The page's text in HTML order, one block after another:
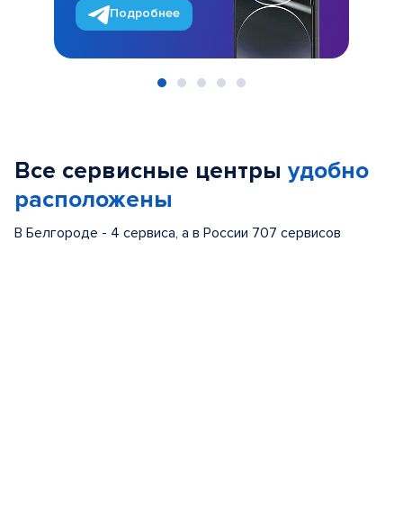
Подробнее
Все сервисные центры удобно
расположены
В Белгороде - 4 сервиса, а в России 707 сервисов